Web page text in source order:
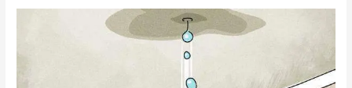
مائى
مائى
للاسطح